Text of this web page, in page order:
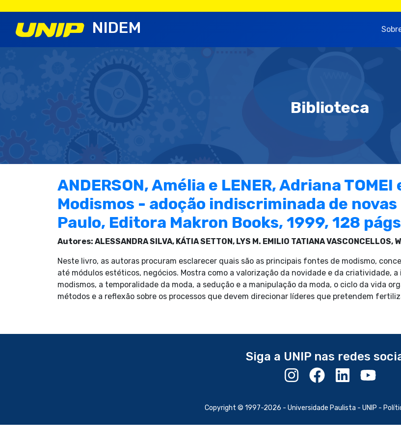
NIDEM
Biblioteca
ANDERSON, Amélia e LENER, Adriana
Modismos - adoção indiscriminada de
Paulo, Editora Makron Books, 1999, 128
Autores: ALESSANDRA SILVA, KÁTIA SETTON, LYS M. EMILIO TATIANA VASCONCELLOS,
Neste livro, as autoras procuram esclarecer quais são as principais fontes de modismo,
até módulos estéticos, negócios. Mostra como a valorização da novidade e da criatividade,
modismos, a temporalidade da moda, a sedução e a manipulação da moda, o ciclo da vida
métodos e a reflexão sobre os processos que devem direcionar líderes que pretendem
Siga a UNIP nas redes
Copyright © 1997-2026 - Universidade Paulista - UNIP -